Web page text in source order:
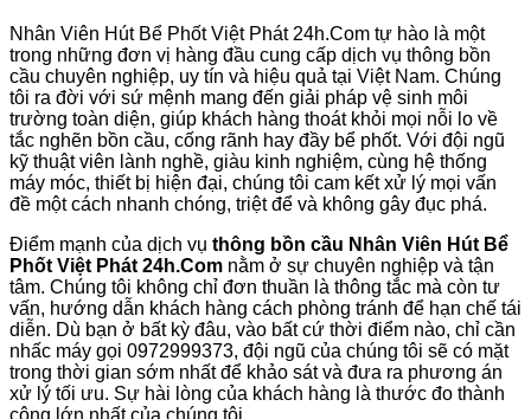
Nhân Viên Hút Bể Phốt Việt Phát 24h.Com tự hào là một
trong những đơn vị hàng đầu cung cấp dịch vụ thông bồn
cầu chuyên nghiệp, uy tín và hiệu quả tại Việt Nam. Chúng
tôi ra đời với sứ mệnh mang đến giải pháp vệ sinh môi
trường toàn diện, giúp khách hàng thoát khỏi mọi nỗi lo về
tắc nghẽn bồn cầu, cống rãnh hay đầy bể phốt. Với đội ngũ
kỹ thuật viên lành nghề, giàu kinh nghiệm, cùng hệ thống
máy móc, thiết bị hiện đại, chúng tôi cam kết xử lý mọi vấn
đề một cách nhanh chóng, triệt để và không gây đục phá.
Điểm mạnh của dịch vụ thông bồn cầu Nhân Viên Hút Bể
Phốt Việt Phát 24h.Com nằm ở sự chuyên nghiệp và tận
tâm. Chúng tôi không chỉ đơn thuần là thông tắc mà còn tư
vấn, hướng dẫn khách hàng cách phòng tránh để hạn chế tái
diễn. Dù bạn ở bất kỳ đâu, vào bất cứ thời điểm nào, chỉ cần
nhấc máy gọi 0972999373, đội ngũ của chúng tôi sẽ có mặt
trong thời gian sớm nhất để khảo sát và đưa ra phương án
xử lý tối ưu. Sự hài lòng của khách hàng là thước đo thành
công lớn nhất của chúng tôi.